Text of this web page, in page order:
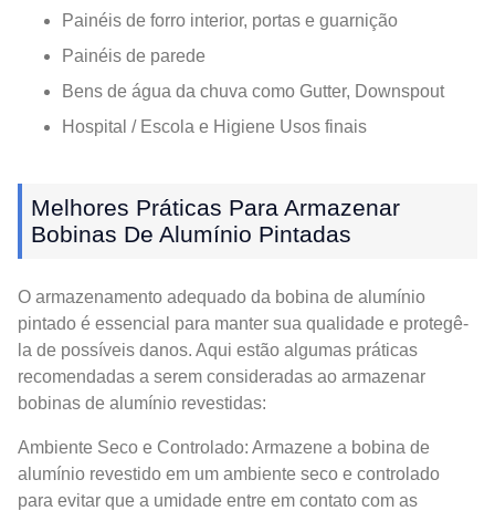
Painéis de forro interior, portas e guarnição
Painéis de parede
Bens de água da chuva como Gutter, Downspout
Hospital / Escola e Higiene Usos finais
Melhores Práticas Para Armazenar
Bobinas De Alumínio Pintadas
O armazenamento adequado da bobina de alumínio
pintado é essencial para manter sua qualidade e protegê-
la de possíveis danos. Aqui estão algumas práticas
recomendadas a serem consideradas ao armazenar
bobinas de alumínio revestidas:
Ambiente Seco e Controlado: Armazene a bobina de
alumínio revestido em um ambiente seco e controlado
para evitar que a umidade entre em contato com as